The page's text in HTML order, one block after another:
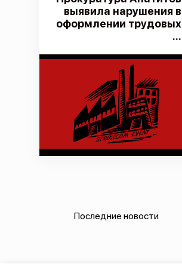
выявила нарушения в
оформлении трудовых
...
Последние новости